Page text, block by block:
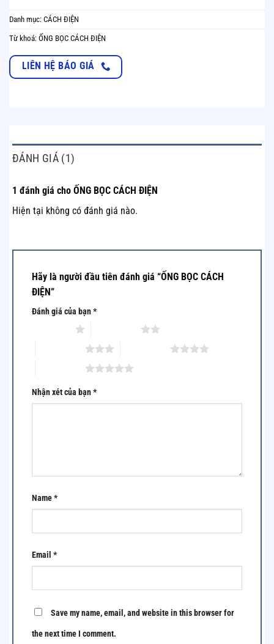
Danh mục: CÁCH ĐIỆN
Từ khoá: ỐNG BỌC CÁCH ĐIỆN
LIÊN HỆ BÁO GIÁ
ĐÁNH GIÁ (1)
1 đánh giá cho ỐNG BỌC CÁCH ĐIỆN
Hiện tại không có đánh giá nào.
Hãy là người đầu tiên đánh giá “ỐNG BỌC CÁCH
ĐIỆN”
Đánh giá của bạn*
Nhận xét của bạn*
Name*
Email *
Save my name, email, and website in this browser for
the next time I comment.